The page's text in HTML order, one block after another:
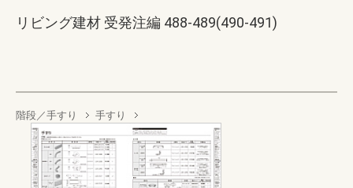
リビング建材 受発注編 488-489(490-491)
階段／手すり 手すり